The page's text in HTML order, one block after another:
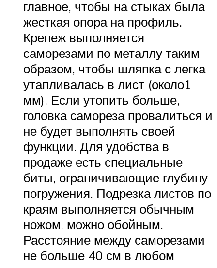
главное, чтобы на стыках была
жесткая опора на профиль.
Крепеж выполняется
саморезами по металлу таким
образом, чтобы шляпка с легка
утапливалась в лист (около1
мм). Если утопить больше,
головка самореза провалиться и
не будет выполнять своей
функции. Для удобства в
продаже есть специальные
биты, ограничивающие глубину
погружения. Подрезка листов по
краям выполняется обычным
ножом, можно обойным.
Расстояние между саморезами
не больше 40 см в любом